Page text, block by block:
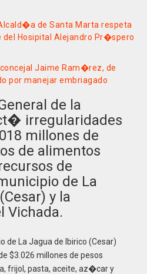
de Santa Marta respeta
del Hosipital Alejandro Pr�spero
Jaime Ram�rez, de
por manejar embriagado
de la
irregularidades
millones de
de alimentos
de
de La
y la
Vichada.
de La Jagua de Ibirico (Cesar)
$3.026 millones de pesos
frijol, pasta, aceite, az�car y